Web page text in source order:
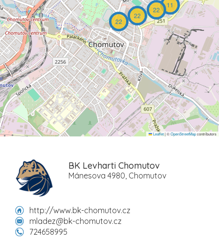
11
22
22
22
Leaflet|©OpenStreetMapcontributors
BK Levharti Chomutov
Mánesova 4980, Chomutov
http://www.bk-chomutov.cz
mladez@bk-chomutov.cz
724658995